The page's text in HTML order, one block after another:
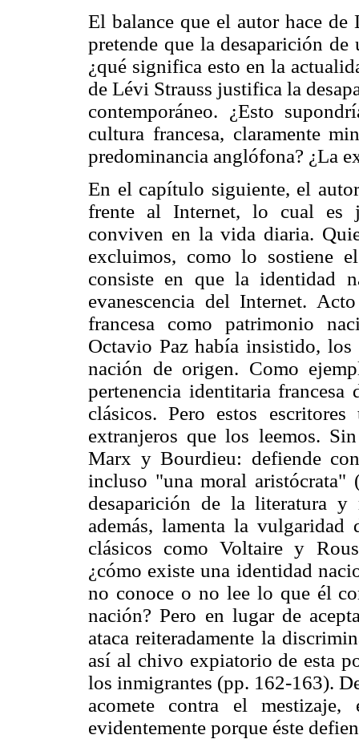
El balance que el autor hace
pretende que la desaparición
¿qué significa esto en la
de Lévi Strauss justifica la
contemporáneo. ¿Esto
cultura francesa, claramente
predominancia anglófona? ¿La
En el capítulo siguiente, el
frente al Internet, lo cual es
conviven en la vida diaria.
excluimos, como lo sostiene
consiste en que la identidad
evanescencia del Internet.
francesa como patrimonio
Octavio Paz había insistido, los
nación de origen. Como
pertenencia identitaria
clásicos. Pero estos
extranjeros que los leemos.
Marx y Bourdieu: defiende
incluso "una moral aristócrata"
desaparición de la literatura
además, lamenta la
clásicos como Voltaire y
¿cómo existe una identidad
no conoce o no lee lo que él
nación? Pero en lugar de
ataca reiteradamente la
así al chivo expiatorio de esta
los inmigrantes (pp. 162-163).
acomete contra el
evidentemente porque éste